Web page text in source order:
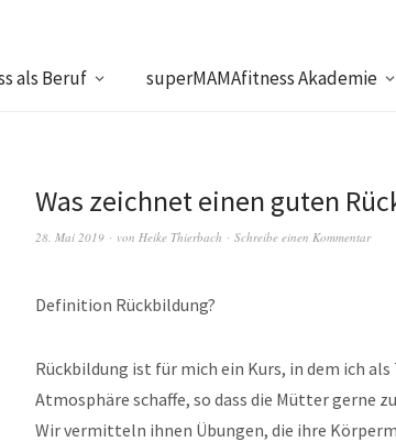
als Beruf superMAMAfitness Akademie
Was zeichnet einen guten
28. Mai 2019 von Heike Thierbach Schreibe einen Kommentar
Definition Rückbildung?
Rückbildung ist für mich ein Kurs, in dem ich
Atmosphäre schaffe, so dass die Mütter gerne
Wir vermitteln ihnen Übungen, die ihre